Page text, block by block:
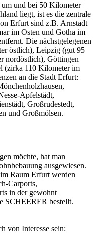
um und bei 50 Kilometer
liegt, ist es die zentrale
Erfurt sind z.B. Arnstadt
im Osten und Gotha im
Die nächstgelegenen
östlich), Leipzig (gut 95
nordöstlich), Göttingen
(zirka 110 Kilometer im
an die Stadt Erfurt:
Apfelstädt,
Großrudestedt,
und Großmölsen.
möchte, hat man
ausgewiesen.
Raum Erfurt werden
Carports,
in der gewohnt
SCHEERER bestellt.
von Interesse sein: